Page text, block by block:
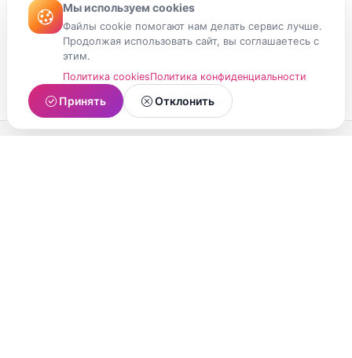
Мы используем cookies
Файлы cookie помогают нам делать сервис лучше.
Продолжая использовать сайт, вы соглашаетесь с
этим.
Политика cookiesПолитика конфиденциальности
Принять Отклонить